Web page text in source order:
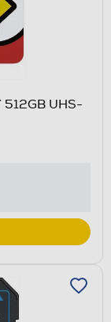
512GB UHS-